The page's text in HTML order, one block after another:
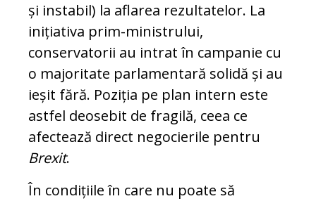
și instabil) la aflarea rezultatelor. La
inițiativa prim-ministrului,
conservatorii au intrat în campanie cu
o majoritate parlamentară solidă și au
ieșit fără. Poziția pe plan intern este
astfel deosebit de fragilă, ceea ce
afectează direct negocierile pentru
Brexit.
În condițiile în care nu poate să